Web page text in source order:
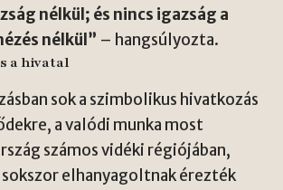
nélkül; és nincs igazság a
nélkül” – hangsúlyozta.
a hivatal
sok a szimbolikus hivatkozás
a valódi munka most
számos vidéki régiójában,
elhanyagoltnak érezték